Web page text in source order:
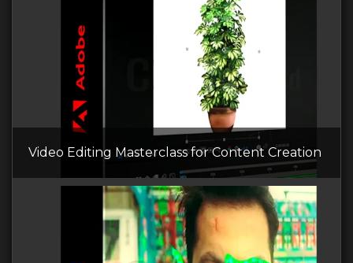
Video Editing Masterclass for Content Creation